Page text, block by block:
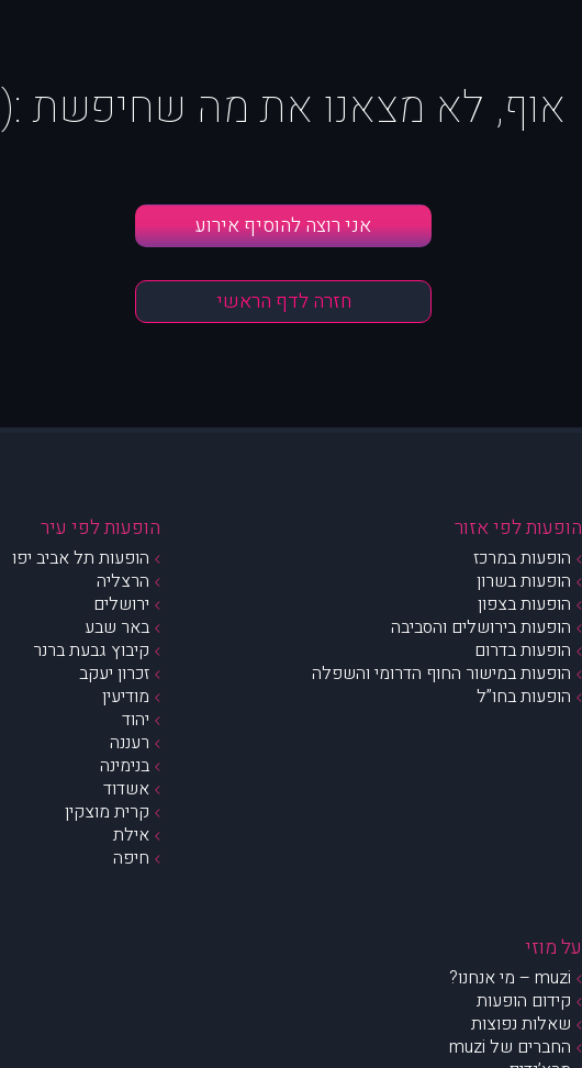
אוף, לא מצאנו את מה שחיפשת :(
אני רוצה להוסיף אירוע
חזרה לדף הראשי
הופעות לפי אזור
הופעות במרכז
הופעות בשרון
הופעות בצפון
הופעות בירושלים והסביבה
הופעות בדרום
הופעות במישור החוף הדרומי והשפלה
הופעות בחו”ל
הופעות לפי עיר
הופעות תל אביב יפו
הרצליה
ירושלים
באר שבע
קיבוץ גבעת ברנר
זכרון יעקב
מודיעין
יהוד
רעננה
בנימינה
אשדוד
קרית מוצקין
אילת
חיפה
על מוזי
muzi – מי אנחנו?
קידום הופעות
שאלות נפוצות
החברים של muzi